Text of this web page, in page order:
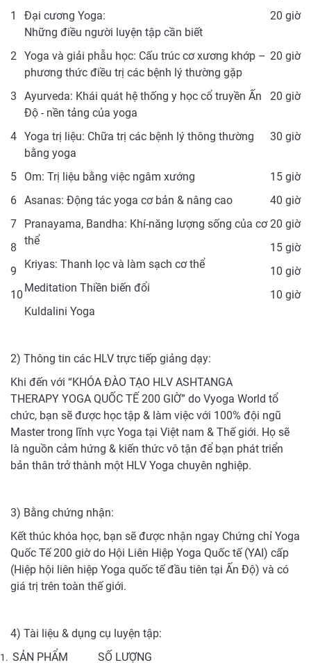
1
Đại cương Yoga:
Những điều người luyện tập cần biết
20 giờ
2 Yoga và giải phẫu học: Cấu trúc cơ xương khớp –
phương thức điều trị các bệnh lý thường gặp
20 giờ
3
Ayurveda: Khái quát hệ thống y học cổ truyền Ấn
Độ - nền tảng của yoga
20 giờ
4 Yoga trị liệu: Chữa trị các bệnh lý thông thường
bằng yoga
30 giờ
5 Om: Trị liệu bằng việc ngâm xướng
15 giờ
6 Asanas: Động tác yoga cơ bản & nâng cao
40 giờ
7
8
9
10
Pranayama, Bandha: Khí-năng lượng sống của cơ
thể
Kriyas: Thanh lọc và làm sạch cơ thể
Meditation Thiền biến đổi
Kuldalini Yoga
20 giờ
15 giờ
10 giờ
10 giờ
2) Thông tin các HLV trực tiếp giảng dạy:
Khi đến với “KHÓA ĐÀO TẠO HLV ASHTANGA
THERAPY YOGA QUỐC TẾ 200 GIỜ” do Vyoga World tổ
chức, bạn sẽ được học tập & làm việc với 100% đội ngũ
Master trong lĩnh vực Yoga tại Việt nam & Thế giới. Họ sẽ
là nguồn cảm hứng & kiến thức vô tận để bạn phát triển
bản thân trở thành một HLV Yoga chuyên nghiệp.
3) Bằng chứng nhận:
Kết thúc khóa học, bạn sẽ được nhận ngay Chứng chỉ Yoga
Quốc Tế 200 giờ do Hội Liên Hiệp Yoga Quốc tế (YAI) cấp
(Hiệp hội liên hiệp Yoga quốc tế đầu tiên tại Ấn Độ) và có
giá trị trên toàn thế giới.
4) Tài liệu & dụng cụ luyện tập:
SẢN PHẨM
SỐ LƯỢNG